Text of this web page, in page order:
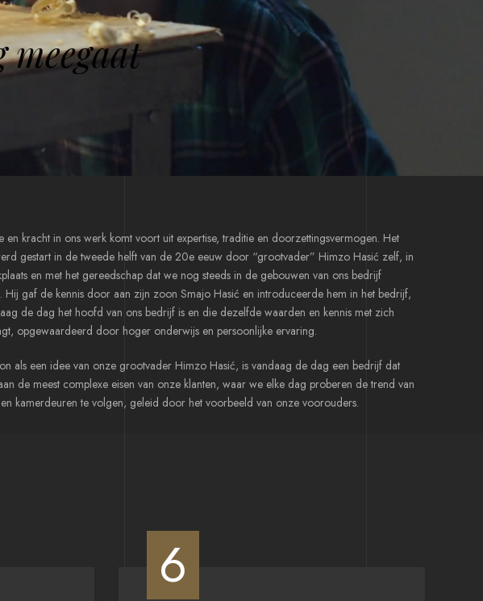
meegaat
en kracht in ons werk komt voort uit expertise, traditie en doorzettingsvermogen. Het
gestart in de tweede helft van de 20e eeuw door “grootvader” Himzo Hasić zelf, in
en met het gereedschap dat we nog steeds in de gebouwen van ons bedrijf
Hij gaf de kennis door aan zijn zoon Smajo Hasić en introduceerde hem in het bedrijf,
de dag het hoofd van ons bedrijf is en die dezelfde waarden en kennis met zich
opgewaardeerd door hoger onderwijs en persoonlijke ervaring.
als een idee van onze grootvader Himzo Hasić, is vandaag de dag een bedrijf dat
de meest complexe eisen van onze klanten, waar we elke dag proberen de trend van
en kamerdeuren te volgen, geleid door het voorbeeld van onze voorouders.
6